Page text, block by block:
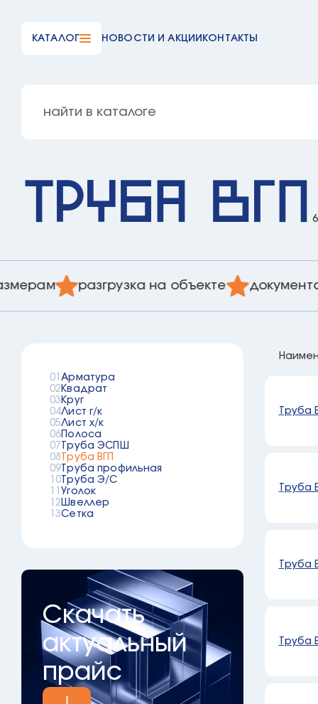
КАТАЛОГ НОВОСТИ И АКЦИИ КОНТАКТЫ
Труба ВГП
разгрузка на объекте документация
Арматура
Квадрат
Круг
Лист г/к
Лист х/к
Полоса
Труба ЭСПШ
Труба ВГП
Труба профильная
Труба Э/С
Уголок
Швеллер
Сетка
Скачать
актуальный
прайс
Труба
Труба
Труба
Труба